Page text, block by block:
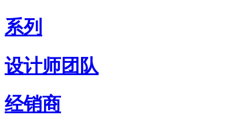
系列
设计师团队
经销商